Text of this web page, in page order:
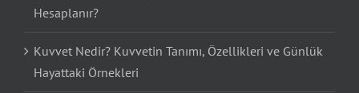
Hesaplanır?
Kuvvet Nedir? Kuvvetin Tanımı, Özellikleri ve Günlük
Hayattaki Örnekleri